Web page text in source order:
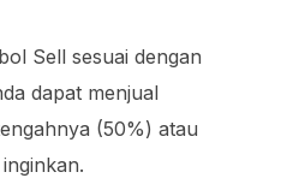
Sell sesuai dengan
dapat menjual
(50%) atau